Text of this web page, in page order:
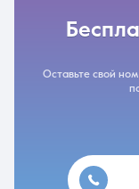
бесплатная консультация
Оставьте свой